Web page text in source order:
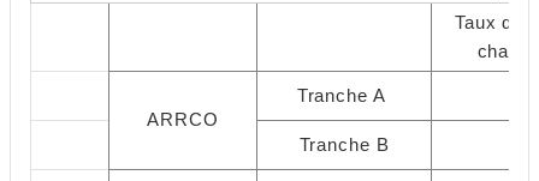
Taux de
ARRCO
Tranche A
Tranche B